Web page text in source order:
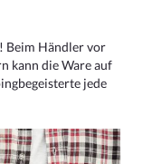
Beim Händler vor
kann die Ware auf
jede